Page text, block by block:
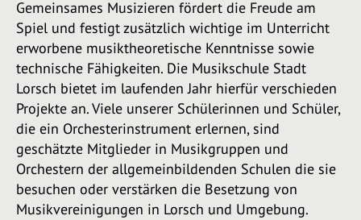
Gemeinsames Musizieren fördert die Freude am
Spiel und festigt zusätzlich wichtige im Unterricht
erworbene musiktheoretische Kenntnisse sowie
technische Fähigkeiten. Die Musikschule Stadt
Lorsch bietet im laufenden Jahr hierfür verschieden
Projekte an. Viele unserer Schülerinnen und Schüler,
die ein Orchesterinstrument erlernen, sind
geschätzte Mitglieder in Musikgruppen und
Orchestern der allgemeinbildenden Schulen die sie
besuchen oder verstärken die Besetzung von
Musikvereinigungen in Lorsch und Umgebung.